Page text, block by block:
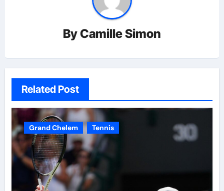
ByCamille Simon
Related Post
Grand Chelem Tennis